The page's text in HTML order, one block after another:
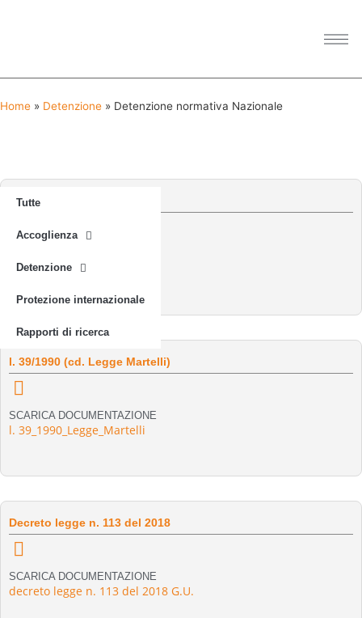
Home » Detenzione » Detenzione normativa Nazionale
Tutte
Accoglienza
Detenzione
Protezione internazionale
Rapporti di ricerca
Road Map Italiana
italian-Roadmap
l. 39/1990 (cd. Legge Martelli)
SCARICA DOCUMENTAZIONE
l. 39_1990_Legge_Martelli
Decreto legge n. 113 del 2018
SCARICA DOCUMENTAZIONE
decreto legge n. 113 del 2018 G.U.